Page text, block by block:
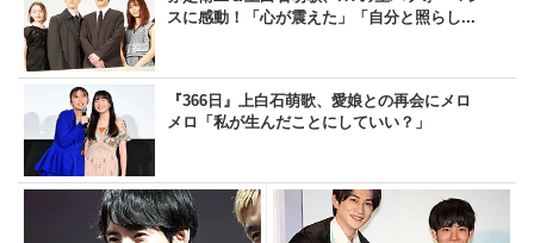
スに感動！「心が震えた」「自分と照らし...
『366日』上白石萌歌、愛娘との再会にメロ
メロ「私が生んだことにしていい？」